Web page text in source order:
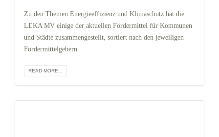
Zu den Themen Energieeffizienz und Klimaschutz hat die
LEKA MV einige der aktuellen Fördermittel für Kommunen
und Städte zusammengestellt, sortiert nach den jeweiligen
Fördermittelgebern.
READ MORE...